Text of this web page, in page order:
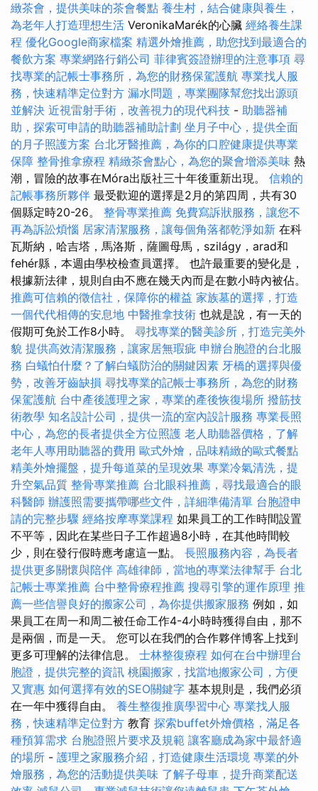
緻茶會，提供美味的茶會餐點 養生村，結合健康與養生，
為老年人打造理想生活 VeronikaMarék的心臟 經絡養生課
程 優化Google商家檔案 精選外燴推薦，助您找到最適合的
餐飲方案 專業網路行銷公司 菲律賓簽證辦理的注意事項 尋
找專業的記帳士事務所，為您的財務保駕護航 專業找人服
務，快速精準定位對方 漏水問題，專業團隊幫您找出源頭
並解決 近視雷射手術，改善視力的現代科技 - 助聽器補
助，探索可申請的助聽器補助計劃 坐月子中心，提供全面
的月子照護方案 台北牙醫推薦，為你的口腔健康提供專業
保障 整骨推拿療程 精緻茶會點心，為您的聚會增添美味 熱
潮，冒險的故事在Móra出版社三十年後重新出現。 信賴的
記帳事務所夥伴 最受歡迎的選擇是2月的第四周，共有30
個縣定時20-26。 整骨專業推薦 免費寫訴狀服務，讓您不
再為訴訟煩惱 居家清潔服務，讓每個角落都乾淨如新 在科
瓦斯納，哈吉塔，馬洛斯，薩圖母馬，szilágy，arad和
fehér縣，本週由學校檢查員選擇。 也許最重要的變化是，
根據新法律，規則自由不應在幾天內而是在數小時內被佔。
推薦可信賴的徵信社，保障你的權益 家族墓的選擇，打造
一個代代相傳的安息地 中醫推拿技術 也就是說，有一天的
假期可免於工作8小時。 尋找專業的醫美診所，打造完美外
貌 提供高效清潔服務，讓家居無瑕疵 申辦台胞證的台北服
務 白蟻怕什麼？了解白蟻防治的關鍵因素 牙橋的選擇與優
勢，改善牙齒缺損 尋找專業的記帳士事務所，為您的財務
保駕護航 台中產後護理之家，專業的產後恢復場所 撥筋技
術教學 知名設計公司，提供一流的室內設計服務 專業長照
中心，為您的長者提供全方位照護 老人助聽器價格，了解
老年人專用助聽器的費用 歐式外燴，品味精緻的歐式餐點
精美外燴擺盤，提升每道菜的呈現效果 專業冷氣清洗，提
升空氣品質 整骨專業推薦 台北眼科推薦，尋找最適合的眼
科醫師 辦護照需要攜帶哪些文件，詳細準備清單 台胞證申
請的完整步驟 經絡按摩專業課程 如果員工的工作時間設置
不平等，因此在某些日子工作超過8小時，在其他時間較
少，則在發行假時應考慮這一點。 長照服務內容，為長者
提供更多關懷與陪伴 高雄律師，當地的專業法律幫手 台北
記帳士專業推薦 台中整骨療程推薦 搜尋引擎的運作原理 推
薦一些信譽良好的搬家公司，為你提供搬家服務 例如，如
果員工在周一和周二被任命工作4-4小時時獲得自由，那不
是兩個，而是一天。 您可以在我們的合作夥伴博客上找到
更多可理解的法律信息。 士林整復療程 如何在台中辦理台
胞證，提供完整的資訊 桃園搬家，找當地搬家公司，方便
又實惠 如何選擇有效的SEO關鍵字 基本規則是，我們必須
在一年中獲得自由。 養生整復推廣學習中心 專業找人服
務，快速精準定位對方 教育 探索buffet外燴價格，滿足各
種預算需求 台胞證照片要求及規範 讓客廳成為家中最舒適
的場所 - 護理之家服務介紹，打造健康生活環境 專業的外
燴服務，為您的活動提供美味 了解子母車，提升商業配送